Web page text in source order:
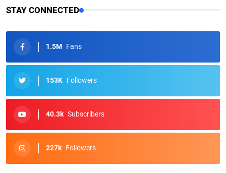
STAY CONNECTED
1.5M Fans
153K Followers
40.3k Subscribers
227k Followers